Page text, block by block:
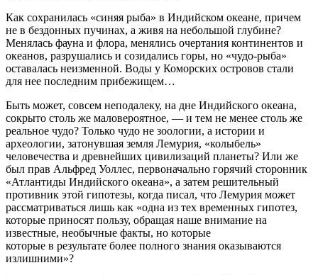
Как сохранилась «синяя рыба» в Индийском океане, причем
не в бездонных пучинах, а живя на небольшой глубине?
Менялась фауна и флора, менялись очертания континентов и
океанов, разрушались и созидались горы, но «чудо-рыба»
оставалась неизменной. Воды у Коморских островов стали
для нее последним прибежищем…
Быть может, совсем неподалеку, на дне Индийского океана,
сокрыто столь же маловероятное, — и тем не менее столь же
реальное чудо? Только чудо не зоологии, а истории и
археологии, затонувшая земля Лемурия, «колыбель»
человечества и древнейших цивилизаций планеты? Или же
был прав Альфред Уоллес, первоначально горячий сторонник
«Атлантиды Индийского океана», а затем решительный
противник этой гипотезы, когда писал, что Лемурия может
рассматриваться лишь как «одна из тех временных гипотез,
которые приносят пользу, обращая наше внимание на
известные, необычные факты, но которые
которые в результате более полного знания оказываются
излишними»?